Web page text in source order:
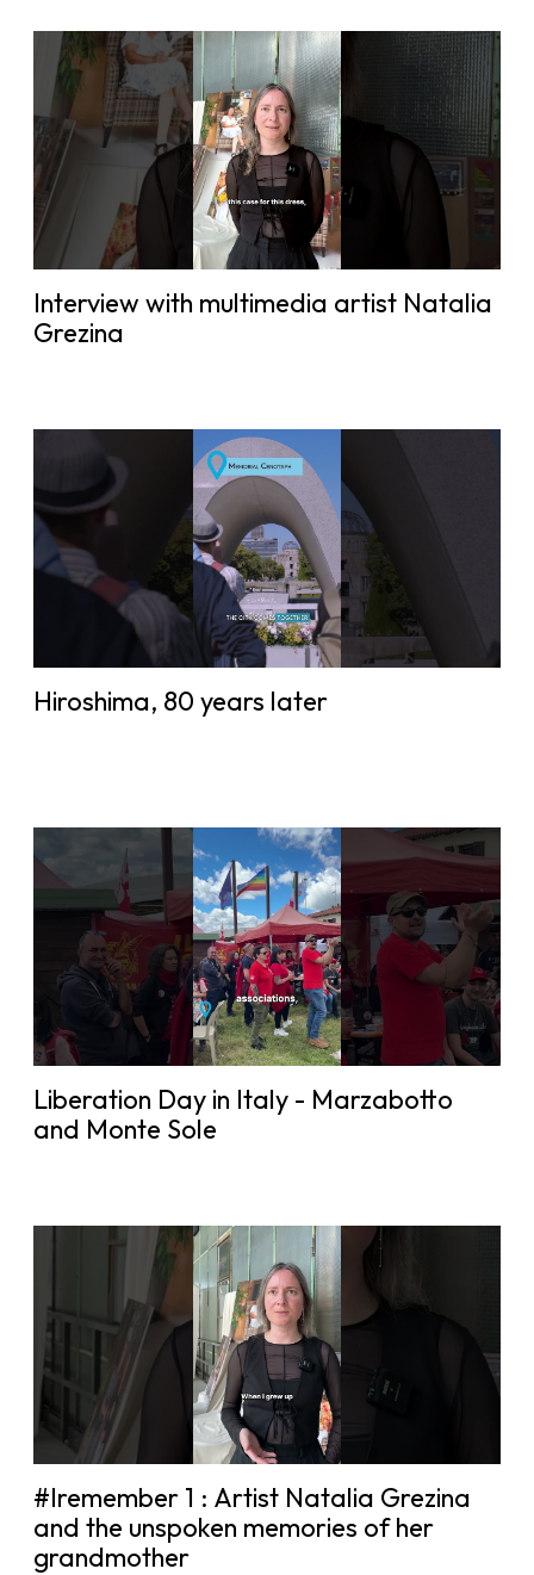
Interview with multimedia artist Natalia
Grezina
Hiroshima, 80 years later
Liberation Day in Italy - Marzabotto
and Monte Sole
#Iremember 1 : Artist Natalia Grezina
and the unspoken memories of her
grandmother